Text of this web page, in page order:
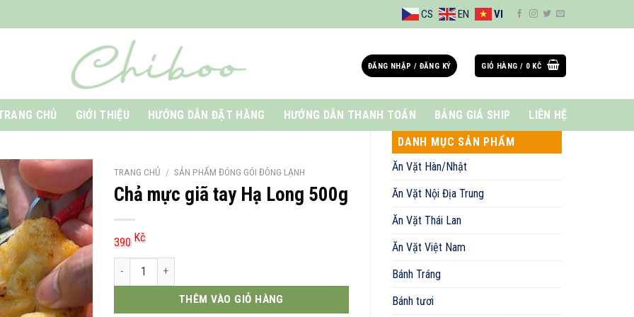
CS EN VI
ĐĂNG NHẬP / ĐĂNG KÝ GIỎ HÀNG / 0 KČ
CHỦ GIỚI THIỆU HƯỚNG DẪN ĐẶT HÀNG HƯỚNG DẪN THANH TOÁN BẢNG GIÁ SHIP
LIÊN HỆ
DANH MỤC SẢN PHẨM
Ăn Vặt Hàn/Nhật
Ăn Vặt Nội Địa Trung
Ăn Vặt Thái Lan
Ăn Vặt Việt Nam
Bánh Tráng
Bánh tươi
TRANG CHỦ / SẢN PHẨM ĐÓNG GÓI ĐÔNG LẠNH
Chả mực giã tay Hạ Long 500g
390 Kč
Chả mực giã tay Hạ Long 500g số lượng
THÊM VÀO GIỎ HÀNG